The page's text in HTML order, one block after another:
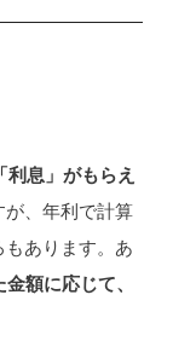
息」がもらえ
、年利で計算
あります。あ
額に応じて、